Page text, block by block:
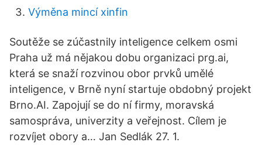
Výměna mincí xinfin
Soutěže se zúčastnily inteligence celkem osmi
Praha už má nějakou dobu organizaci prg.ai,
která se snaží rozvinou obor prvků umělé
inteligence, v Brně nyní startuje obdobný projekt
Brno.AI. Zapojují se do ní firmy, moravská
samospráva, univerzity a veřejnost. Cílem je
rozvíjet obory a… Jan Sedlák 27. 1.